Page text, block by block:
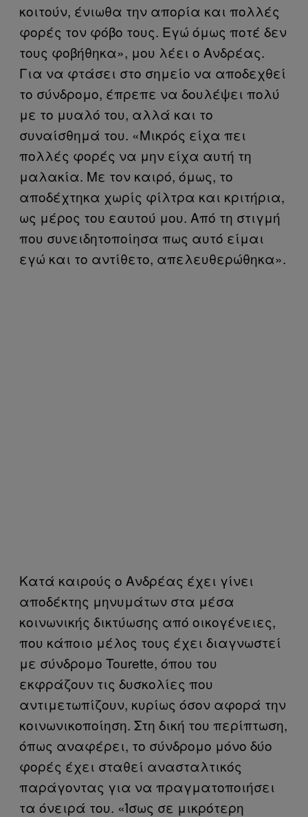
κοιτούν, ένιωθα την απορία και πολλές
φορές τον φόβο τους. Εγώ όμως ποτέ δεν
τους φοβήθηκα», μου λέει ο Ανδρέας.
Για να φτάσει στο σημείο να αποδεχθεί
το σύνδρομο, έπρεπε να δουλέψει πολύ
με το μυαλό του, αλλά και το
συναίσθημά του. «Μικρός είχα πει
πολλές φορές να μην είχα αυτή τη
μαλακία. Με τον καιρό, όμως, το
αποδέχτηκα χωρίς φίλτρα και κριτήρια,
ως μέρος του εαυτού μου. Από τη στιγμή
που συνειδητοποίησα πως αυτό είμαι
εγώ και το αντίθετο, απελευθερώθηκα».
Κατά καιρούς ο Ανδρέας έχει γίνει
αποδέκτης μηνυμάτων στα μέσα
κοινωνικής δικτύωσης από οικογένειες,
που κάποιο μέλος τους έχει διαγνωστεί
με σύνδρομο Tourette, όπου του
εκφράζουν τις δυσκολίες που
αντιμετωπίζουν, κυρίως όσον αφορά την
κοινωνικοποίηση. Στη δική του περίπτωση,
όπως αναφέρει, το σύνδρομο μόνο δύο
φορές έχει σταθεί ανασταλτικός
παράγοντας για να πραγματοποιήσει
τα όνειρά του. «Ίσως σε μικρότερη